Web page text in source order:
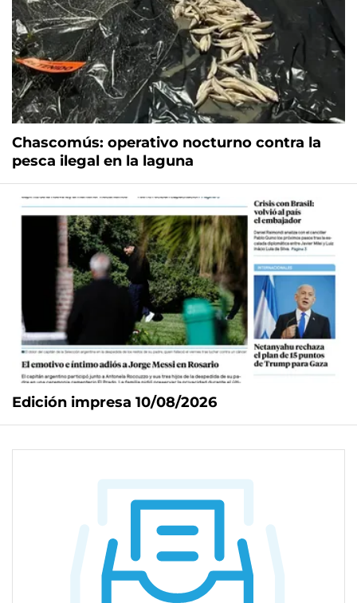
Chascomús: operativo nocturno contra la
pesca ilegal en la laguna
Edición impresa 10/08/2026